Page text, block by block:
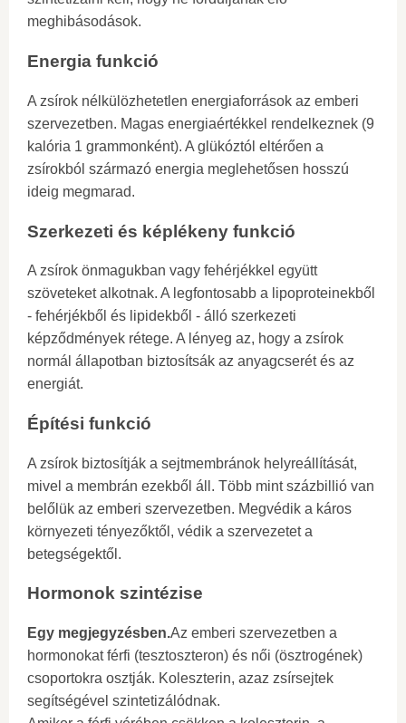
meghibásodások.
Energia funkció
A zsírok nélkülözhetetlen energiaforrások az emberi
szervezetben. Magas energiaértékkel rendelkeznek (9
kalória 1 grammonként). A glükóztól eltérően a
zsírokból származó energia meglehetősen hosszú
ideig megmarad.
Szerkezeti és képlékeny funkció
A zsírok önmagukban vagy fehérjékkel együtt
szöveteket alkotnak. A legfontosabb a lipoproteinekből
- fehérjékből és lipidekből - álló szerkezeti
képződmények rétege. A lényeg az, hogy a zsírok
normál állapotban biztosítsák az anyagcserét és az
energiát.
Építési funkció
A zsírok biztosítják a sejtmembránok helyreállítását,
mivel a membrán ezekből áll. Több mint százbillió van
belőlük az emberi szervezetben. Megvédik a káros
környezeti tényezőktől, védik a szervezetet a
betegségektől.
Hormonok szintézise
Egy megjegyzésben.Az emberi szervezetben a
hormonokat férfi (tesztoszteron) és női (ösztrogének)
csoportokra osztják. Koleszterin, azaz zsírsejtek
segítségével szintetizálódnak.